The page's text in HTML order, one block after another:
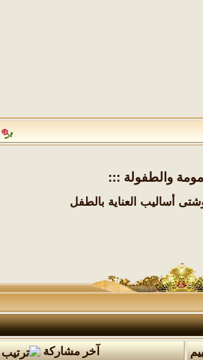
والطفولة :::
أساليب العناية بالطفل
آخر مشاركة